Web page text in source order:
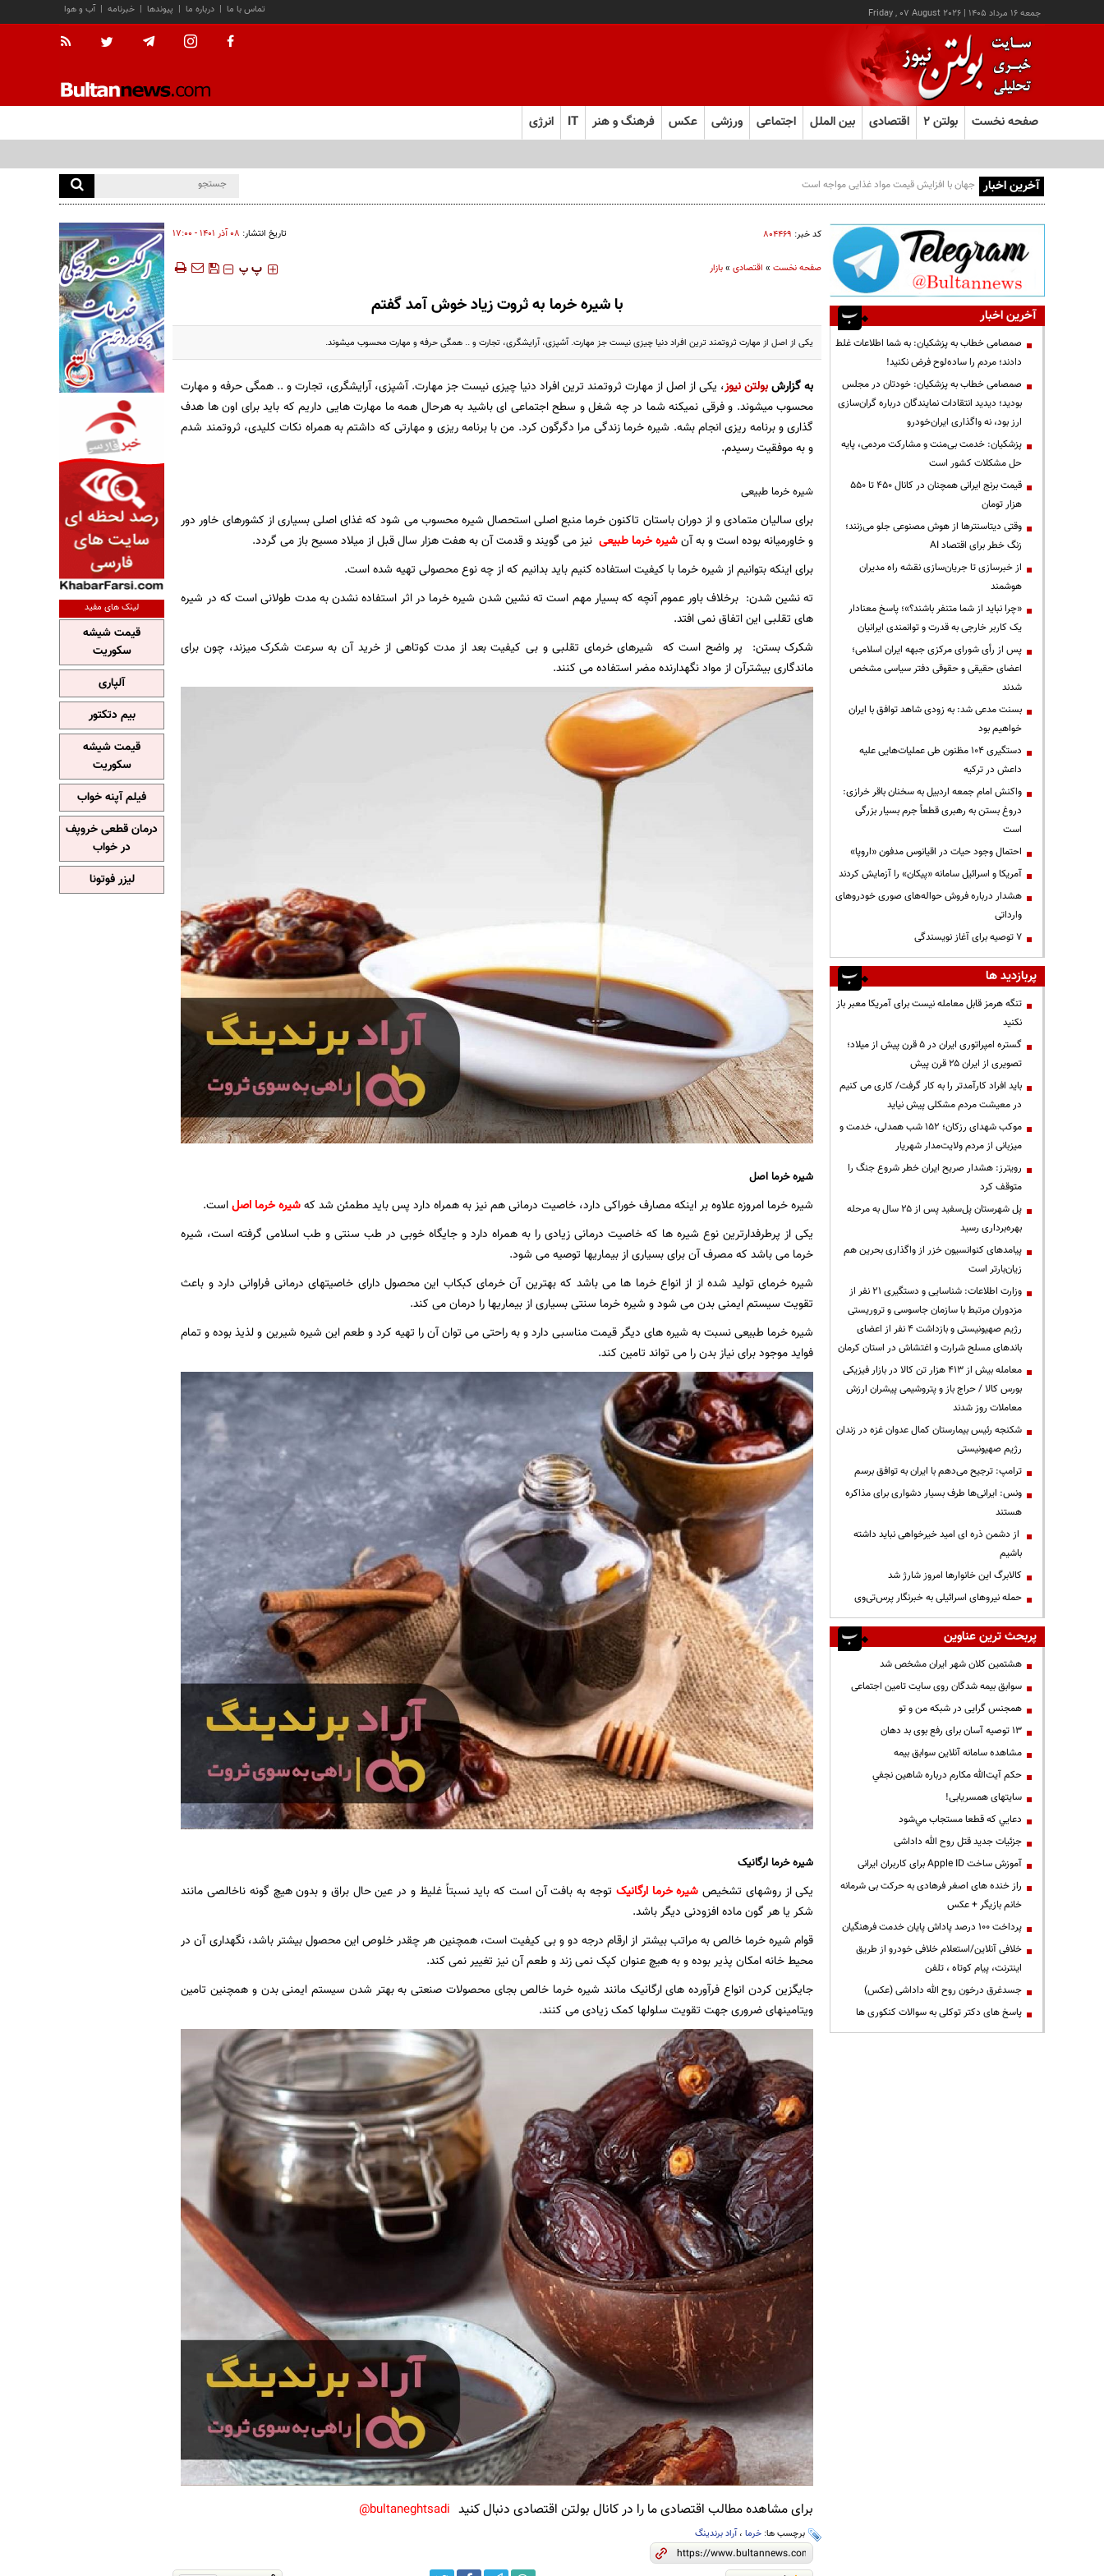
جمعه ۱۶ مرداد ۱۴۰۵ |
Friday , 07 August 2026 آب و هوا | خبرنامه | پیوندها | درباره ما | تماس با ما
صفحه نخست بولتن ۲ اقتصادی بین الملل اجتماعی ورزشی عکس فرهنگ و هنر IT انرژی
آخرین اخبار کالابرگ این خانوارها امروز شارژ شد
کد خبر: ۸۰۴۴۶۹ تاریخ انتشار: ۰۸ آذر ۱۴۰۱ - ۱۷:۰۰
صفحه نخست» اقتصادی»بازار ‍‍‍ پ پ
با شیره خرما به ثروت زیاد خوش آمد گفتم
یکی از اصل از مهارت ثروتمند ترین افراد دنیا چیزی نیست جز مهارت. آشپزی، آرایشگری، تجارت و .. همگی حرفه و مهارت محسوب میشوند.
به گزارشبولتن نیوز، یکی از اصل از مهارت ثروتمند ترین افراد دنیا چیزی نیست جز مهارت. آشپزی، آرایشگری، تجارت و .. همگی حرفه و مهارت
محسوب میشوند. و فرقی نمیکنه شما در چه شغل و سطح اجتماعی ای باشید به هرحال همه ما مهارت هایی داریم که باید برای اون ها هدف
گذاری و برنامه ریزی انجام بشه. شیره خرما زندگی مرا دگرگون کرد. من با برنامه ریزی و مهارتی که داشتم به همراه نکات کلیدی، ثروتمند شدم
و به موفقیت رسیدم.
شیره خرما طبیعی
برای سالیان متمادی و از دوران باستان تاکنون خرما منبع اصلی استحصال شیره محسوب می شود که غذای اصلی بسیاری از کشورهای خاور دور
و خاورمیانه بوده است و به آنشیره خرما طبیعینیز می گویند و قدمت آن به هفت هزار سال قبل از میلاد مسیح باز می گردد.
برای اینکه بتوانیم از شیره خرما با کیفیت استفاده کنیم باید بدانیم که از چه نوع محصولی تهیه شده است.
ته نشین شدن: برخلاف باور عموم آنچه که بسیار مهم است ته نشین شدن شیره خرما در اثر استفاده نشدن به مدت طولانی است که در شیره
های تقلبی این اتفاق نمی افتد.
شکرک بستن: پر واضح است که شیرهای خرمای تقلبی و بی کیفیت بعد از مدت کوتاهی از خرید آن به سرعت شکرک میزند، چون برای
ماندگاری بیشترآن از مواد نگهدارنده مضر استفاده می کنند.
شیره خرما اصل
شیره خرما امروزه علاوه بر اینکه مصارف خوراکی دارد، خاصیت درمانی هم نیز به همراه دارد پس باید مطمئن شد کهشیره خرما اصلاست.
یکی از پرطرفدارترین نوع شیره ها که خاصیت درمانی زیادی را به همراه دارد و جایگاه خوبی در طب سنتی و طب اسلامی گرفته است، شیره
خرما می باشد که مصرف آن برای بسیاری از بیماریها توصیه می شود.
شیره خرمای تولید شده از از انواع خرما ها می باشد که بهترین آن خرمای کبکاب این محصول دارای خاصیتهای درمانی فراوانی دارد و باعث
تقویت سیستم ایمنی بدن می شود و شیره خرما سنتی بسیاری از بیماریها را درمان می کند.
شیره خرما طبیعی نسبت به شیره های دیگر قیمت مناسبی دارد و به راحتی می توان آن را تهیه کرد و طعم این شیره شیرین و لذیذ بوده و تمام
فواید موجود برای نیاز بدن را می تواند تامین کند.
شیره خرما ارگانیک
یکی از روشهای تشخیص شیره خرما ارگانیک توجه به بافت آن است که باید نسبتاً غلیظ و در عین حال براق و بدون هیچ گونه ناخالصی مانند
شکر یا هر گون ماده افزودنی دیگر باشد.
قوام شیره خرما خالص به مراتب بیشتر از ارقام درجه دو و بی کیفیت است، همچنین هر چقدر خلوص این محصول بیشتر باشد، نگهداری آن در
محیط خانه امکان پذیر بوده و به هیچ عنوان کپک نمی زند و طعم آن نیز تغییر نمی کند.
جایگزین کردن انواع فرآورده های ارگانیک مانند شیره خرما خالص بجای محصولات صنعتی به بهتر شدن سیستم ایمنی بدن و همچنین تامین
ویتامینهای ضروری جهت تقویت سلولها کمک زیادی می کنند.
برای مشاهده مطالب اقتصادی ما را در کانال بولتن اقتصادی دنبال کنید bultaneghtsadi@
برچسب ها: خرما،آراد برندینگ
آخرین اخبار
صمصامی خطاب به پزشکیان: به شما اطلاعات غلط
دادند؛ مردم را ساده‌لوح فرض نکنید!
صمصامی خطاب به پزشکیان: خودتان در مجلس
بودید؛ دیدید انتقادات نمایندگان درباره گران‌سازی
ارز بود، نه واگذاری ایران‌خودرو
پزشکیان: خدمت بی‌منت و مشارکت مردمی، پایه
حل مشکلات کشور است
قیمت‌ برنج ایرانی همچنان در کانال ۴۵۰ تا ۵۵۰
هزار تومان
وقتی دیتاسنترها از هوش مصنوعی جلو می‌زنند؛
زنگ خطر برای اقتصاد AI
از خبرسازی تا جریان‌سازی نقشه راه مدیران
هوشمند
«چرا نباید از شما متنفر باشند؟»؛ پاسخ معنادار
یک کاربر خارجی به قدرت و توانمندی ایرانیان
پس از رأی شورای مرکزی جبهه ایران اسلامی؛
اعضای حقیقی و حقوقی دفتر سیاسی مشخص
شدند
بسنت مدعی شد: به زودی شاهد توافق با ایران
خواهیم بود
دستگیری ۱۰۴ مظنون طی عملیات‌هایی علیه
داعش در ترکیه
واکنش امام جمعه اردبیل به سخنان باقر خرازی:
دروغ بستن به رهبری قطعاً جرم بسیار بزرگی
است
احتمال وجود حیات در اقیانوس مدفون «اروپا»
آمریکا و اسرائیل سامانه «پیکان» را آزمایش کردند
هشدار درباره فروش حواله‌های صوری خودروهای
وارداتی
۷ توصیه برای آغاز نویسندگی
پربازدید ها
تنگه هرمز قابل معامله نیست برای آمریکا معبر باز
نکنید
گستره امپراتوری ایران در ۵ قرن پیش از میلاد؛
تصویری از ایران ۲۵ قرن پیش
باید افراد کارآمدتر را به کار گرفت/ کاری می کنیم
در معیشت مردم مشکلی پیش نیاید
موکب شهدای رزکان؛ ۱۵۲ شب همدلی، خدمت و
میزبانی از مردم ولایت‌مدار شهریار
رویترز: هشدار صریح ایران خطر شروع جنگ را
متوقف کرد
پل شهرستان پل‌سفید پس از ۲۵ سال به مرحله
بهره‌برداری رسید
پیامدهای کنوانسیون خزر از واگذاری بحرین هم
زیان‌بارتر است
وزارت اطلاعات: شناسایی و دستگیری ۲۱ نفر از
مزدوران مرتبط با سازمان جاسوسی و تروریستی
رژیم صهیونیستی و بازداشت ۴ نفر از اعضای
باندهای مسلح شرارت و اغتشاش در استان کرمان
معامله بیش از ۴۱۳ هزار تن کالا در بازار فیزیکی
بورس کالا / حراج باز و پتروشیمی پیشران ارزش
معاملات روز شدند
شکنجه رئیس بیمارستان کمال عدوان غزه در زندان
رژیم صهیونیستی
ترامپ: ترجیح می‌دهم با ایران به توافق برسم
ونس: ایرانی‌ها طرف بسیار دشواری برای مذاکره
هستند
از دشمن ذره ای امید خیرخواهی نباید داشته
باشیم
کالابرگ این خانوارها امروز شارژ شد
حمله نیروهای اسرائیلی به خبرنگار پرس‌تی‌وی
پربحث ترین عناوین
هشتمین کلان شهر ایران مشخص شد
سوابق بیمه شدگان روی سایت تامین اجتماعی
همجنس گرایی در شبکه من و تو
13 توصیه آسان برای رفع بوی بد دهان
مشاهده سامانه آنلاين سوابق بیمه
حكم آيت‌الله مكارم درباره شاهين نجفي
سایتهای همسریابی!
دعايي كه قطعا مستجاب مي‌شود
جزئیات جدید قتل روح الله داداشی
آموزش ساخت Apple ID برای کاربران ایرانی
راز خنده های اصغر فرهادی به حرکت بی شرمانه
خانم بازیگر + عکس
پرداخت ۱۰۰ درصد پاداش پایان خدمت فرهنگیان
خلافی آنلاین/استعلام خلافی خودرو از طریق
اینترنت، پیام کوتاه ، تلفن
جسدغرق درخون روح الله داداشی (عکس)
پاسخ های دکتر توکلی به سوالات کنکوری ها
لینک های مفید
قیمت شیشه
سکوریت
آلپاری
بیم دتکتور
قیمت شیشه
سکوریت
فیلم آپنه خواب
درمان قطعی خروپف
در خواب
لیزر فوتونا